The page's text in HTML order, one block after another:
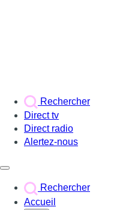
Rechercher
Direct tv
Direct radio
Alertez-nous
Rechercher
Accueil